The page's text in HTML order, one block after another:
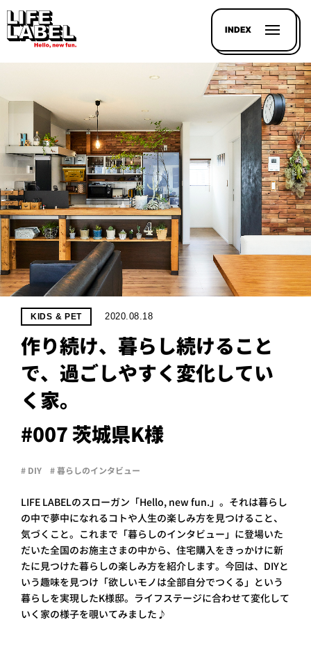
INDEX
記事を
探す
LL
HOUSE
LINE-
UP
WHAT’S
LIFE
LABEL
会社概
要
企業の
方へ
KIDS & PET 2020.08.18
作り続け、暮らし続けること
で、過ごしやすく変化してい
く家。
#007 茨城県K様
# DIY # 暮らしのインタビュー
LIFE LABELのスローガン「Hello, new fun.」。それは暮らし
の中で夢中になれるコトや人生の楽しみ方を見つけること、
気づくこと。これまで「暮らしのインタビュー」に登場いた
だいた全国のお施主さまの中から、住宅購入をきっかけに新
たに見つけた暮らしの楽しみ方を紹介します。今回は、DIYと
いう趣味を見つけ「欲しいモノは全部自分でつくる」という
暮らしを実現したK様邸。ライフステージに合わせて変化して
いく家の様子を覗いてみました♪